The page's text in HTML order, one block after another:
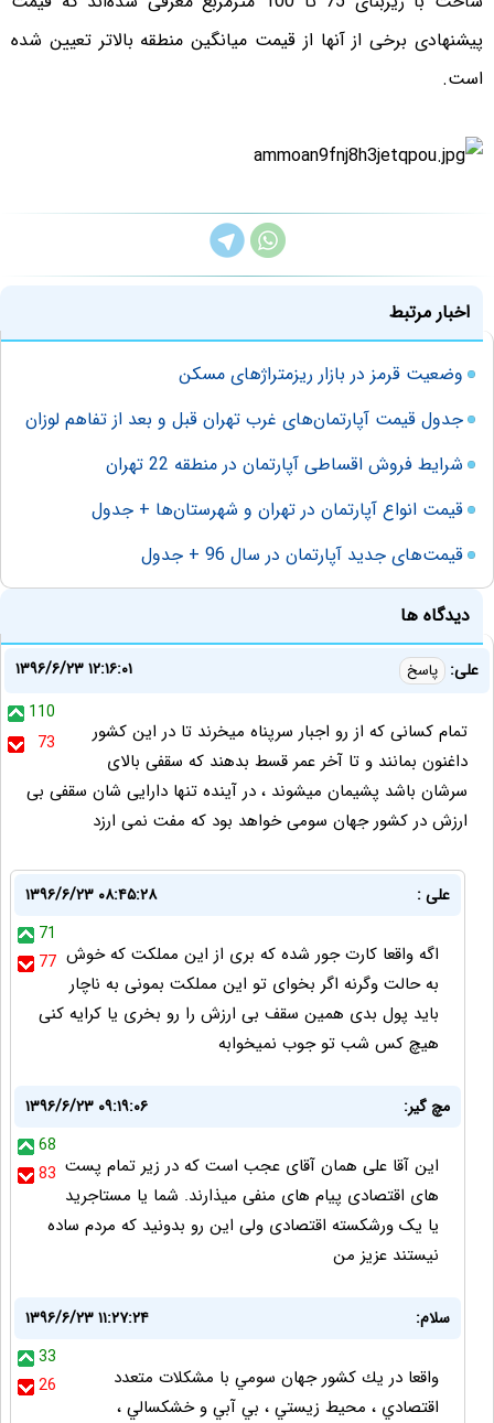
پیشنهادی برخی از آنها از قیمت میانگین منطقه بالاتر تعیین شده
است.
اخبار مرتبط
وضعیت قرمز در بازار ریز‌متراژ‌های مسکن
جدول قیمت آپارتمان‌های غرب تهران قبل و بعد از تفاهم لوزان
شرايط فروش اقساطی آپارتمان در منطقه 22 تهران
قیمت انواع آپارتمان در تهران و شهرستان‌ها + جدول
قیمت‌های جدید آپارتمان در سال 96 + جدول
دیدگاه ها
علی: پاسخ
۱۳۹۶/۶/۲۳ ۱۲:۱۶:۰۱
110
73
تمام کسانی که از رو اجبار سرپناه میخرند تا در این کشور
داغنون بمانند و تا آخر عمر قسط بدهند که سقفی بالای
سرشان باشد پشیمان میشوند ، در آینده تنها دارایی شان سقفی بی
ارزش در کشور جهان سومی خواهد بود که مفت نمی ارزد
علی :
۱۳۹۶/۶/۲۳ ۰۸:۴۵:۲۸
71
77 اگه واقعا کارت جور شده که بری از این مملکت که خوش
به حالت وگرنه اگر بخوای تو این مملکت بمونی به ناچار
باید پول بدی همین سقف بی ارزش را رو بخری یا کرایه کنی
هیچ کس شب تو جوب نمیخوابه
مچ گیر:
۱۳۹۶/۶/۲۳ ۰۹:۱۹:۰۶
68
83 این آقا علی همان آقای عجب است که در زیر تمام پست
های اقتصادی پیام های منفی میذارند. شما یا مستاجرید
یا یک ورشکسته اقتصادی ولی این رو بدونید که مردم ساده
نیستند عزیز من
سلام:
۱۳۹۶/۶/۲۳ ۱۱:۲۷:۲۴
33
26
واقعا در يك كشور جهان سومي با مشكلات متعدد
اقتصادي ، محيط زيستي ، بي آبي و خشكسالي ،